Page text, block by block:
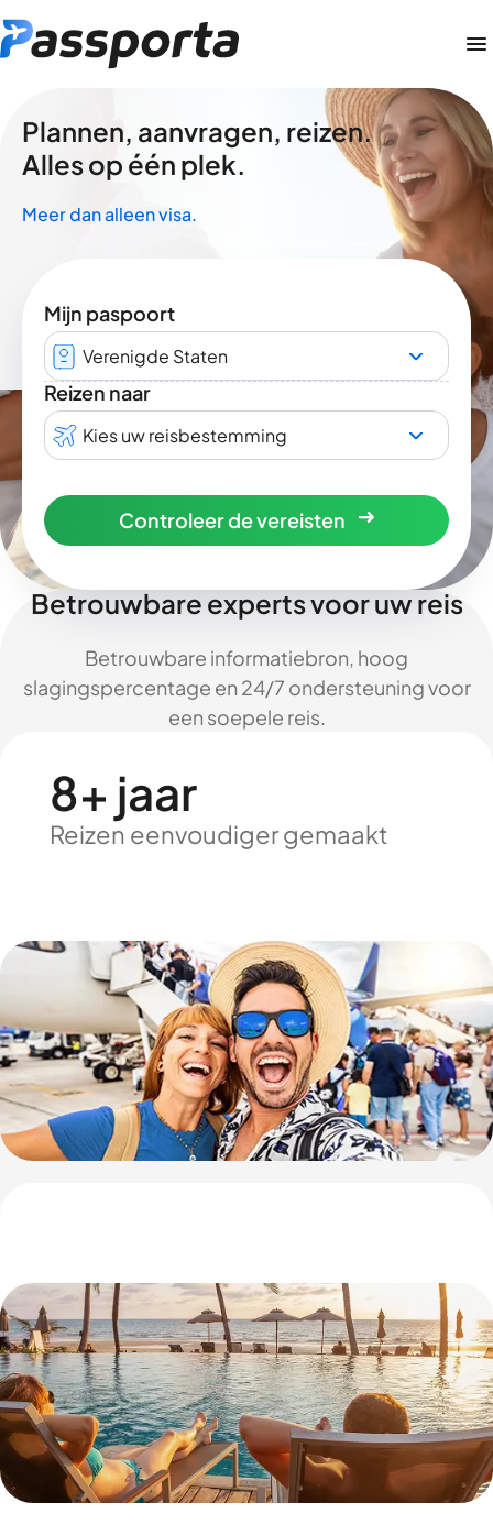
Plannen, aanvragen, reizen.
Alles op één plek.
Meer dan alleen visa.
Mijn paspoort
Verenigde Staten
Reizen naar
Kies uw reisbestemming
Controleer de vereisten
Betrouwbare experts voor uw reis
Betrouwbare informatiebron, hoog
slagingspercentage en 24/7 ondersteuning voor
een soepele reis.
8+ jaar
Reizen eenvoudiger gemaakt